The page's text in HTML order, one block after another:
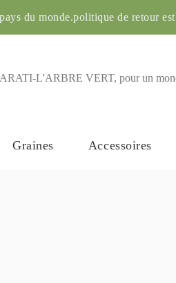
du monde.politique de retour
Graines Accessoires